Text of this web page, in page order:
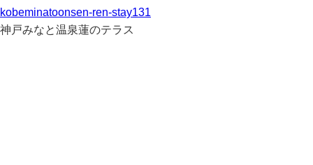
kobeminatoonsen-ren-stay131
神戸みなと温泉蓮のテラス